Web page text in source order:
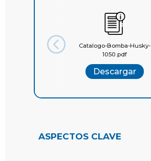
Catalogo-Bomba-Husky-
1050.pdf
Descargar
ASPECTOS CLAVE